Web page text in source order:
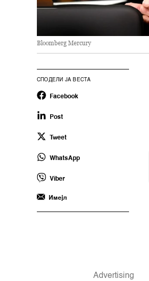
Bloomberg Mercury
СПОДЕЛИ ЈА ВЕСТА
Facebook
Post
Tweet
WhatsApp
Viber
Имејл